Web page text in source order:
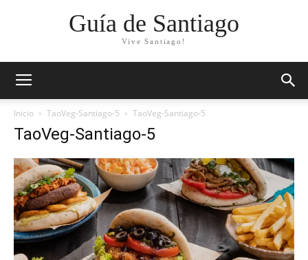
Guía de Santiago
Vive Santiago!
Inicio TaoVeg-Santiago-5 TaoVeg-Santiago-5
TaoVeg-Santiago-5